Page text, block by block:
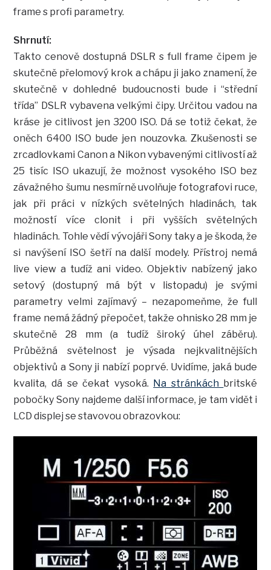
frame s profi parametry.
Shrnutí:
Takto cenově dostupná DSLR s full frame čipem je
skutečně přelomový krok a chápu ji jako znamení, že
skutečně v dohledné budoucnosti bude i “střední
třída” DSLR vybavena velkými čipy. Určitou vadou na
kráse je citlivost jen 3200 ISO. Dá se totiž čekat, že
oněch 6400 ISO bude jen nouzovka. Zkušenosti se
zrcadlovkami Canon a Nikon vybavenými citlivostí až
25 tisíc ISO ukazují, že možnost vysokého ISO bez
závažného šumu nesmírně uvolňuje fotografovi ruce,
jak při práci v nízkých světelných hladinách, tak
možností více clonit i při vyšších světelných
hladinách. Tohle vědí vývojáři Sony taky a je škoda, že
si navýšení ISO šetří na další modely. Přístroj nemá
live view a tudíž ani video. Objektiv nabízený jako
setový (dostupný má být v listopadu) je svými
parametry velmi zajímavý – nezapomeňme, že full
frame nemá žádný přepočet, takže ohnisko 28 mm je
skutečně 28 mm (a tudíž široký úhel záběru).
Průběžná světelnost je výsada nejkvalitnějších
objektivů a Sony ji nabízí poprvé. Uvidíme, jaká bude
kvalita, dá se čekat vysoká. Na stránkách britské
pobočky Sony najdeme další informace, je tam vidět i
LCD displej se stavovou obrazovkou: